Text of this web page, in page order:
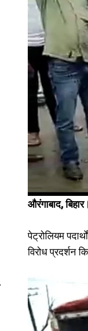
औरंगाबाद,
पेट्रोलियम
विरोध प्रदर्शन